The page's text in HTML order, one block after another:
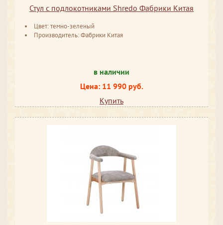
Стул с подлокотниками Shredo Фабрики Китая
Цвет: темно-зеленый
Производитель: Фабрики Китая
в наличии
Цена: 11 990 руб.
Купить